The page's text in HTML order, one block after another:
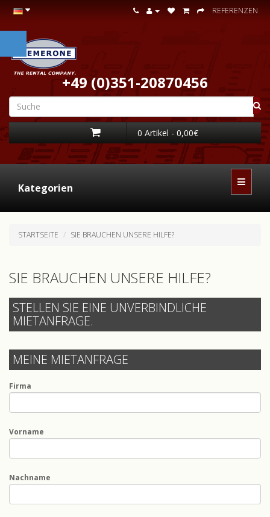
REFERENZEN
+49 (0)351-20870456
0 Artikel - 0,00€
Kategorien
STARTSEITE SIE BRAUCHEN UNSERE HILFE?
SIE BRAUCHEN UNSERE HILFE?
STELLEN SIE EINE UNVERBINDLICHE
MIETANFRAGE.
MEINE MIETANFRAGE
Firma
Vorname
Nachname